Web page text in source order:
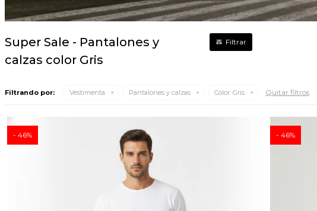
Super Sale - Pantalones y
calzas color Gris
Filtrando por: Vestimenta Pantalones y calzas Color: Gris Quitar filtros
46 46